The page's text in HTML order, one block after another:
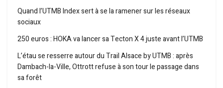
Quand l’UTMB Index sert à se la ramener sur les réseaux
sociaux
250 euros : HOKA va lancer sa Tecton X 4 juste avant l’UTMB
L’étau se resserre autour du Trail Alsace by UTMB : après
Dambach-la-Ville, Ottrott refuse à son tour le passage dans
sa forêt